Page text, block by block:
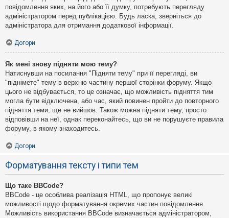
повідомлення яких, на його або її думку, потребують перегляду
адміністратором перед публікацією. Будь ласка, зверніться до
адміністратора для отримання додаткової інформації.
Догори
Як мені знову підняти мою тему?
Натиснувши на посилання "Підняти тему" при її перегляді, ви
"піднімете" тему в верхню частину першої сторінки форуму. Якщо
цього не відбувається, то це означає, що можливість підняття тим
могла бути відключена, або час, який повинен пройти до повторного
підняття теми, ще не вийшов. Також можна підняти тему, просто
відповівши на неї, однак переконайтесь, що ви не порушуєте правила
форуму, в якому знаходитесь.
Догори
Форматування тексту і типи тем
Що таке BBCode?
BBCode - це особлива реалізація HTML, що пропонує великі
можливості щодо форматування окремих частин повідомлення.
Можливість використання BBCode визначається адміністратором,